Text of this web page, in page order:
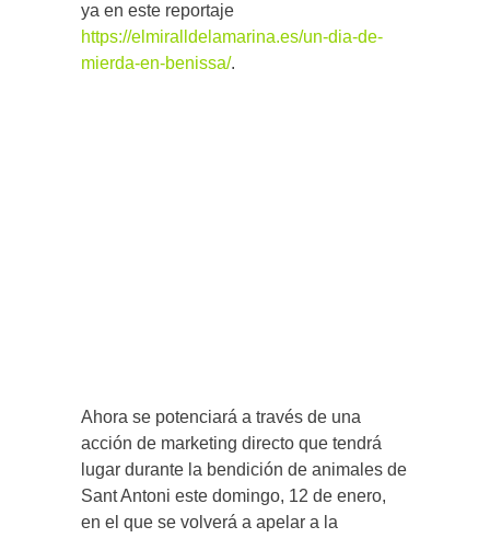
ya en este reportaje
https://elmiralldelamarina.es/un-dia-de-
mierda-en-benissa/.
Ahora se potenciará a través de una
acción de marketing directo que tendrá
lugar durante la bendición de animales de
Sant Antoni este domingo, 12 de enero,
en el que se volverá a apelar a la